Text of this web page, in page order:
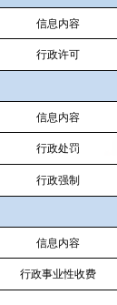
信息内容
行政许可
信息内容
行政处罚
行政强制
信息内容
行政事业性收费